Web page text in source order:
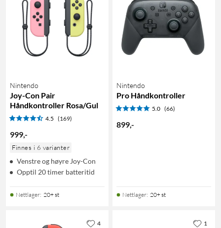
Nintendo
Joy-Con Pair
Håndkontroller Rosa/Gul
4.5 (169)
999,-
Finnes i 6 varianter
Venstre og høyre Joy-Con
Opptil 20 timer batteritid
Nettlager: 20+ st
Nintendo
Pro Håndkontroller
5.0 (66)
899,-
Nettlager: 20+ st
4 1